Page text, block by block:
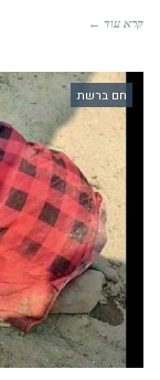
קרא עוד ←
חם ברשת